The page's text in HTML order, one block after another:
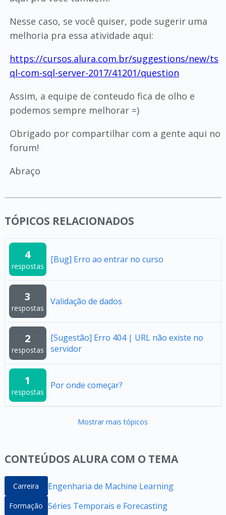
Nesse caso, se você quiser, pode sugerir uma
melhoria pra essa atividade aqui:
https://cursos.alura.com.br/suggestions/new/ts
ql-com-sql-server-2017/41201/question
Assim, a equipe de conteudo fica de olho e
podemos sempre melhorar =)
Obrigado por compartilhar com a gente aqui no
forum!
Abraço
TÓPICOS RELACIONADOS
4
respostas
[Bug] Erro ao entrar no curso
3
respostas
Validação de dados
2
respostas
[Sugestão] Erro 404 | URL não existe no
servidor
1
respostas
Por onde começar?
Mostrar mais tópicos
CONTEÚDOS ALURA COM O TEMA
Carreira Engenharia de Machine Learning
Formação Séries Temporais e Forecasting